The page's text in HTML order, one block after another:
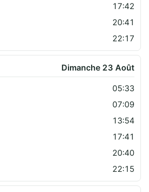
17:42
20:41
22:17
Dimanche 23 Août
05:33
07:09
13:54
17:41
20:40
22:15